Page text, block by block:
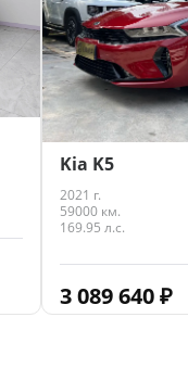
Kia K5
2021 г.
59000 км.
169.95 л.с.
3 089 640₽